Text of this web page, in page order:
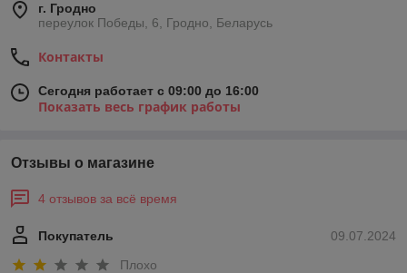
г. Гродно
переулок Победы, 6, Гродно, Беларусь
Контакты
Сегодня работает с 09:00 до 16:00
Показать весь график работы
Отзывы о магазине
4 отзывов за всё время
09.07.2024
Покупатель
Плохо